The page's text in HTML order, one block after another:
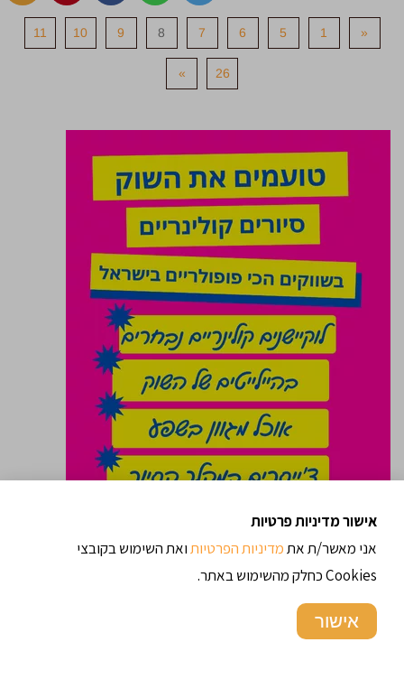
«
1
5
6
7
8
9
10
11
26
»
אישור מדיניות פרטיות
אני מאשר/ת אתמדיניות הפרטיותואת השימוש בקובצי
Cookies כחלק מהשימוש באתר.
אישור